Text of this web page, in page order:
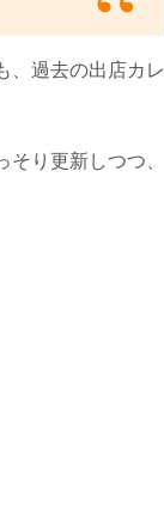
、過去の出店カレ
り更新しつつ、